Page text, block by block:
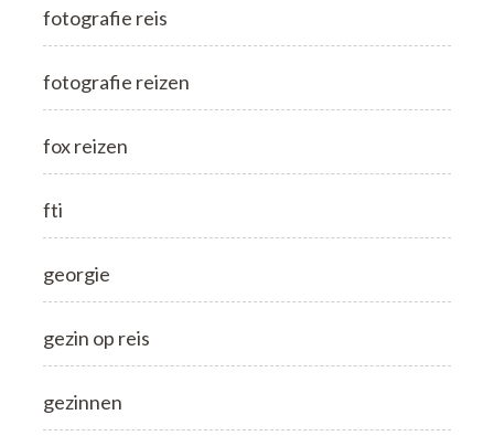
fotografie reis
fotografie reizen
fox reizen
fti
georgie
gezin op reis
gezinnen